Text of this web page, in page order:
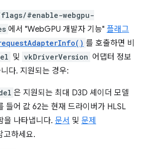
#enable-webgpu-
에서 "WebGPU 개발자 기능" 플래그
를 호출하면 비
및 vkDriverVersion 어댑터 정보
다. 지원되는 경우:
은 지원되는 최대 D3D 셰이더 모델
들어 값 62는 현재 드라이버가 HLSL
을 나타냅니다. 문서 및 문제
고하세요.